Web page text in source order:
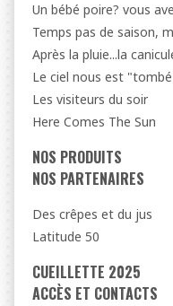
Un bébé poire? vous
Temps pas de saison,
Après la pluie...la
Le ciel nous est
Les visiteurs du soir
Here Comes The Sun
NOS PRODUITS
NOS PARTENAIRES
Des crêpes et du jus
Latitude 50
CUEILLETTE 2025
ACCÈS ET CONTACTS